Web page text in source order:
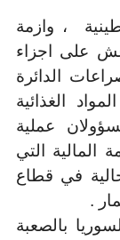
، وازمة
على اجزاء
الدائرة
الغذائية
عملية
المالية التي
في قطاع
.
بالصعبة